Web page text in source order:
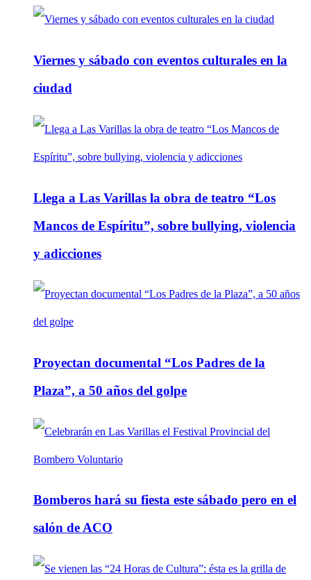
Viernes y sábado con eventos culturales en la
ciudad
Llega a Las Varillas la obra de teatro “Los
Mancos de Espíritu”, sobre bullying, violencia
y adicciones
Proyectan documental “Los Padres de la
Plaza”, a 50 años del golpe
Bomberos hará su fiesta este sábado pero en el
salón de ACO